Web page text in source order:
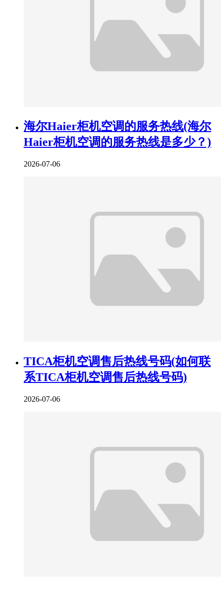
海尔Haier柜机空调的服务热线(海尔
Haier柜机空调的服务热线是多少？)
2026-07-06
TICA柜机空调售后热线号码(如何联
系TICA柜机空调售后热线号码)
2026-07-06